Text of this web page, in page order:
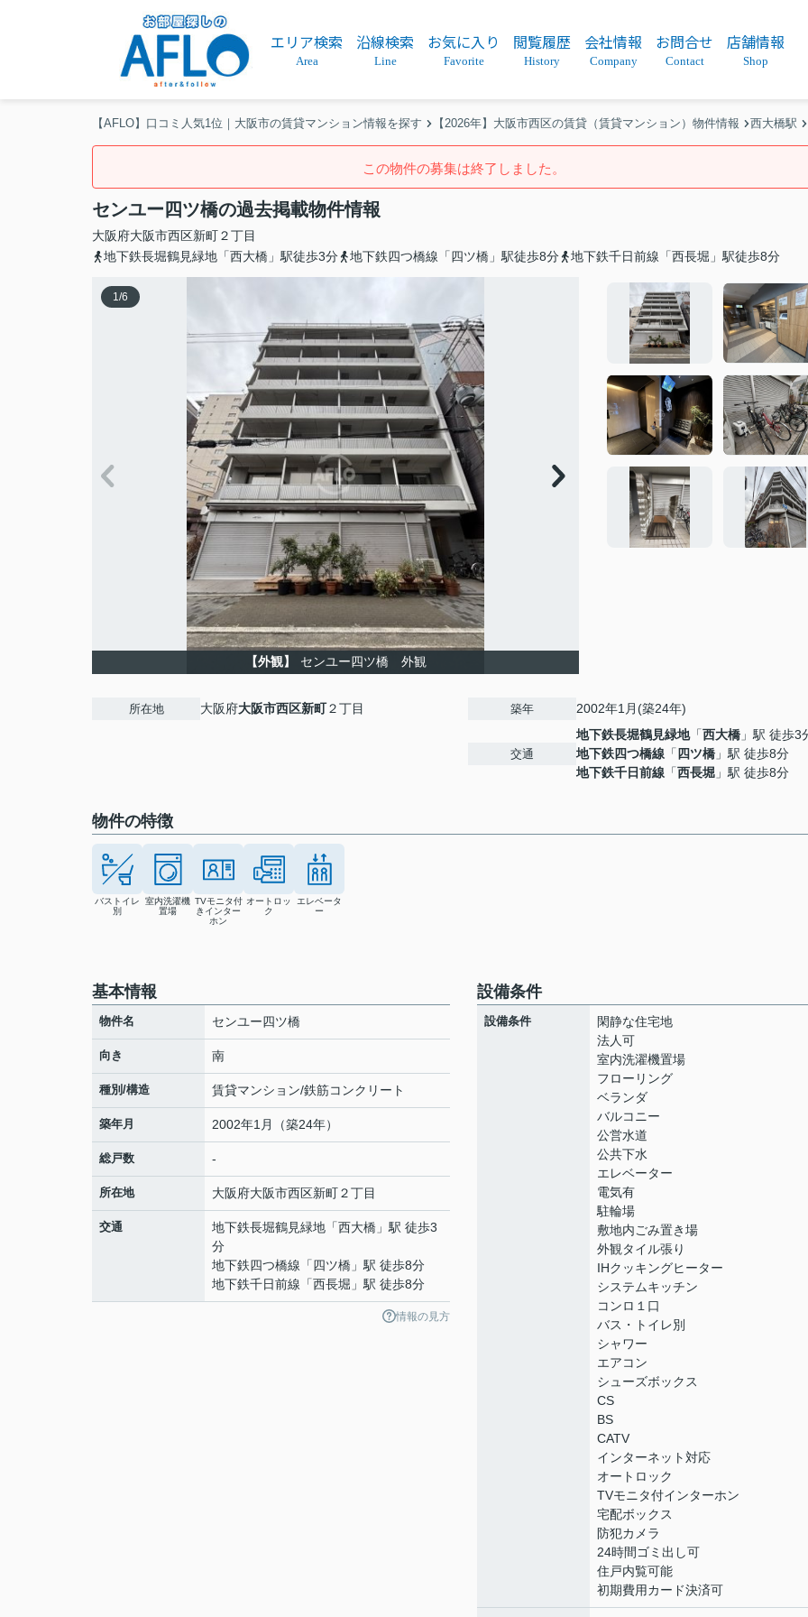
エリア検索
Area
沿線検索
Line
お気に入り
Favorite
閲覧履歴
History
会社情報
Company
お問合せ
Contact
店舗情報
Shop
【AFLO】口コミ人気1位｜大阪市の賃貸マンション情報を探す 【2026年】大阪市西区の賃貸（賃貸マンション）物件情報 西大橋駅
この物件の募集は終了しました。
センユー四ツ橋の過去掲載物件情報
大阪府大阪市西区新町２丁目
地下鉄長堀鶴見緑地「西大橋」駅徒歩3分
地下鉄四つ橋線「四ツ橋」駅徒歩8分 地下鉄千日前線「西長堀」駅徒歩8分
1/6
【外観】 センユー四ツ橋 外観
所在地 大阪府大阪市西区新町２丁目 築年 2002年1月(築24年)
交通
地下鉄長堀鶴見緑地「西大橋 」駅 徒歩3
地下鉄四つ橋線 「 四ツ橋 」駅 徒歩8分
地下鉄千日前線 「西長堀 」駅 徒歩8分
物件の特徴
バストイレ
別
室内洗濯機
置場
TVモニタ付
きインター
ホン
オートロッ
ク
エレベータ
ー
基本情報
物件名 センユー四ツ橋
向き 南
種別/構造 賃貸マンション/鉄筋コンクリート
築年月 2002年1月（築24年）
総戸数 -
所在地 大阪府大阪市西区新町２丁目
交通 地下鉄長堀鶴見緑地 「西大橋 」駅 徒歩3
分
地下鉄四つ橋線 「四ツ橋 」駅 徒歩8分
地下鉄千日前線 「西長堀 」駅 徒歩8分
情報の見方
設備条件
設備条件
閑静な住宅地
法人可
室内洗濯機置場
フローリング
ベランダ
バルコニー
公営水道
公共下水
エレベーター
電気有
駐輪場
敷地内ごみ置き場
外観タイル張り
IHクッキングヒーター
システムキッチン
コンロ１口
バス・トイレ別
シャワー
エアコン
シューズボックス
CS
BS
CATV
インターネット対応
オートロック
TVモニタ付インターホン
宅配ボックス
防犯カメラ
24時間ゴミ出し可
住戸内覧可能
初期費用カード決済可